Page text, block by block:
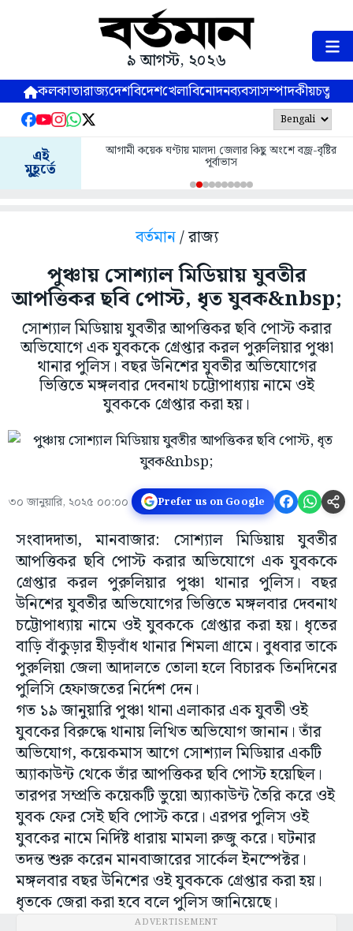
৯ আগস্ট, ২০২৬
কলকাতারাজ্যদেশবিদেশখেলাবিনোদনব্যবসাসম্পাদকীয়
এই
মুহূর্তে
আগামী কয়েক ঘণ্টায় মালদা জেলার কিছু অংশে বজ্র-বৃষ্টির
পূর্বাভাস
বর্তমান/ রাজ্য
পুঞ্চায় সোশ্যাল মিডিয়ায় যুবতীর
আপত্তিকর ছবি পোস্ট, ধৃত যুবক&nbsp;
সোশ্যাল মিডিয়ায় যুবতীর আপত্তিকর ছবি পোস্ট করার
অভিযোগে এক যুবককে গ্রেপ্তার করল পুরুলিয়ার পুঞ্চা
থানার পুলিস। বছর উনিশের যুবতীর অভিযোগের
ভিত্তিতে মঙ্গলবার দেবনাথ চট্টোপাধ্যায় নামে ওই
যুবককে গ্রেপ্তার করা হয়।
৩০ জানুয়ারি, ২০২৫ ০০:০০ Prefer us on Google
সংবাদদাতা, মানবাজার: সোশ্যাল মিডিয়ায় যুবতীর
আপত্তিকর ছবি পোস্ট করার অভিযোগে এক যুবককে
গ্রেপ্তার করল পুরুলিয়ার পুঞ্চা থানার পুলিস। বছর
উনিশের যুবতীর অভিযোগের ভিত্তিতে মঙ্গলবার দেবনাথ
চট্টোপাধ্যায় নামে ওই যুবককে গ্রেপ্তার করা হয়। ধৃতের
বাড়ি বাঁকুড়ার হীড়বাঁধ থানার শিমলা গ্রামে। বুধবার তাকে
পুরুলিয়া জেলা আদালতে তোলা হলে বিচারক তিনদিনের
পুলিসি হেফাজতের নির্দেশ দেন।
গত ১৯ জানুয়ারি পুঞ্চা থানা এলাকার এক যুবতী ওই
যুবকের বিরুদ্ধে থানায় লিখিত অভিযোগ জানান। তাঁর
অভিযোগ, কয়েকমাস আগে সোশ্যাল মিডিয়ার একটি
অ্যাকাউন্ট থেকে তাঁর আপত্তিকর ছবি পোস্ট হয়েছিল।
তারপর সম্প্রতি কয়েকটি ভুয়ো অ্যাকাউন্ট তৈরি করে ওই
যুবক ফের সেই ছবি পোস্ট করে। এরপর পুলিস ওই
যুবকের নামে নির্দিষ্ট ধারায় মামলা রুজু করে। ঘটনার
তদন্ত শুরু করেন মানবাজারের সার্কেল ইনস্পেক্টর।
মঙ্গলবার বছর উনিশের ওই যুবককে গ্রেপ্তার করা হয়।
ধৃতকে জেরা করা হবে বলে পুলিস জানিয়েছে।
ADVERTISEMENT